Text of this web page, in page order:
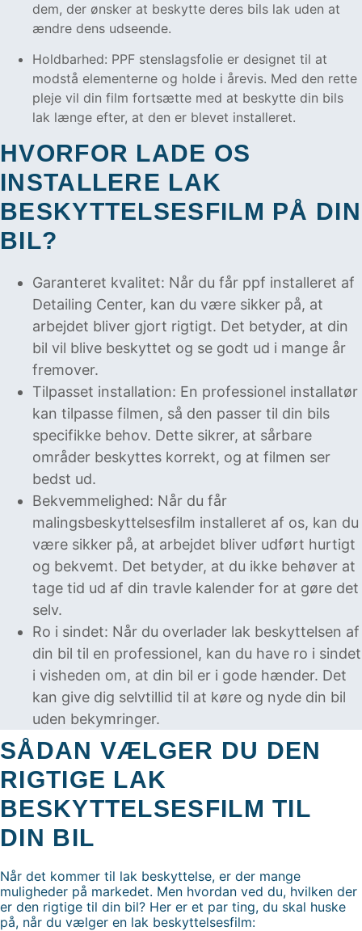
dem, der ønsker at beskytte deres bils lak uden at
ændre dens udseende.
Holdbarhed: PPF stenslagsfolie er designet til at
modstå elementerne og holde i årevis. Med den rette
pleje vil din film fortsætte med at beskytte din bils
lak længe efter, at den er blevet installeret.
HVORFOR LADE OS
INSTALLERE LAK
BESKYTTELSESFILM PÅ DIN
BIL?
Garanteret kvalitet: Når du får ppf installeret af
Detailing Center, kan du være sikker på, at
arbejdet bliver gjort rigtigt. Det betyder, at din
bil vil blive beskyttet og se godt ud i mange år
fremover.
Tilpasset installation: En professionel installatør
kan tilpasse filmen, så den passer til din bils
specifikke behov. Dette sikrer, at sårbare
områder beskyttes korrekt, og at filmen ser
bedst ud.
Bekvemmelighed: Når du får
malingsbeskyttelsesfilm installeret af os, kan du
være sikker på, at arbejdet bliver udført hurtigt
og bekvemt. Det betyder, at du ikke behøver at
tage tid ud af din travle kalender for at gøre det
selv.
Ro i sindet: Når du overlader lak beskyttelsen af
din bil til en professionel, kan du have ro i sindet
i visheden om, at din bil er i gode hænder. Det
kan give dig selvtillid til at køre og nyde din bil
uden bekymringer.
SÅDAN VÆLGER DU DEN
RIGTIGE LAK
BESKYTTELSESFILM TIL
DIN BIL
Når det kommer til lak beskyttelse, er der mange
muligheder på markedet. Men hvordan ved du, hvilken der
er den rigtige til din bil? Her er et par ting, du skal huske
på, når du vælger en lak beskyttelsesfilm: